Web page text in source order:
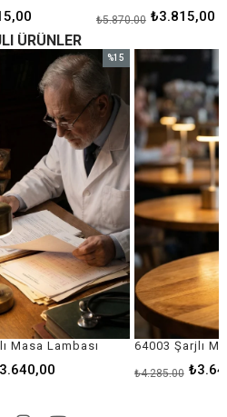
₺3.815,00
₺5.870,00
ÜRÜNLER
%15İndirim
64003 Şarjlı Masa Lambası
₺3.640,00
₺4.285,00
İndirim